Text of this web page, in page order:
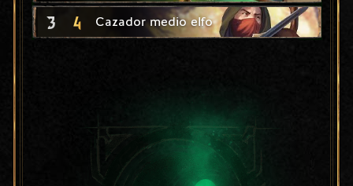
3 4 Cazador medio elfo